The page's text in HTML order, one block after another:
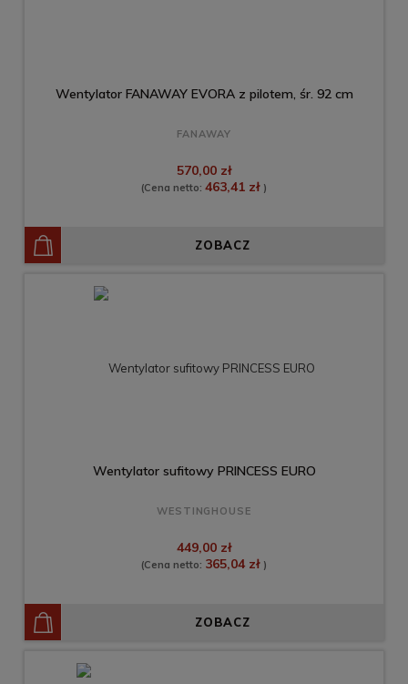
Wentylator FANAWAY EVORA z pilotem, śr. 92 cm
FANAWAY
570,00 zł
(Cena netto: 463,41 zł )
ZOBACZ
Wentylator sufitowy PRINCESS EURO
WESTINGHOUSE
449,00 zł
(Cena netto: 365,04 zł )
ZOBACZ